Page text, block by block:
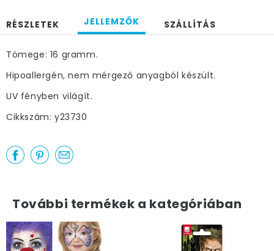
RÉSZLETEK JELLEMZŐK SZÁLLÍTÁS
Tömege: 16 gramm.
Hipoallergén, nem mérgező anyagból készült.
UV fényben világít.
Cikkszám: y23730
További termékek a kategóriában